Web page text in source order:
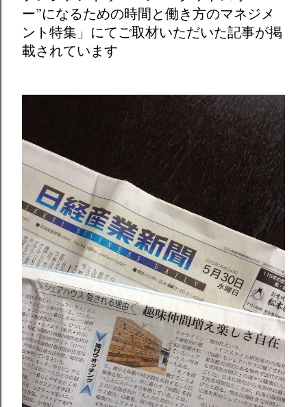
ー”になるための時間と働き方のマネジメ
ント特集」にてご取材いただいた記事が掲
載されています